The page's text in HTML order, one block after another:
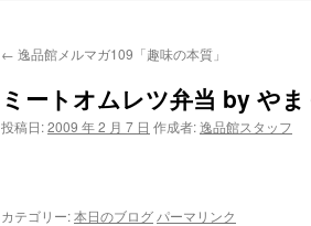
← 逸品館メルマガ109「趣味の本質」
ミートオムレツ弁当 by や
投稿日:2009 年 2 月 7 日 作成者:逸品館スタッフ
カテゴリー:本日のブログ パーマリンク